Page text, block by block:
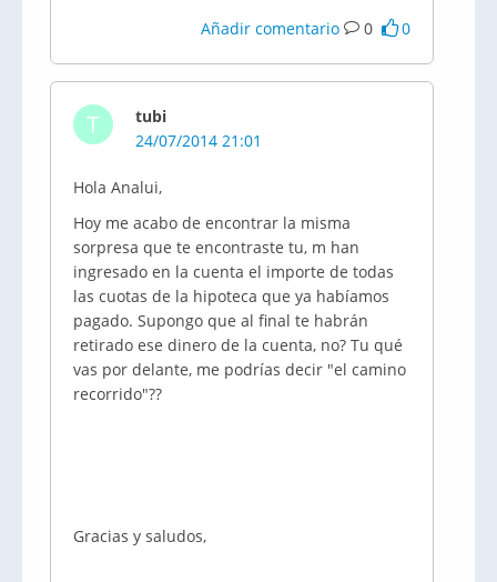
Añadir comentario 0 0
T
tubi
24/07/2014 21:01
Hola Analui,
Hoy me acabo de encontrar la misma
sorpresa que te encontraste tu, m han
ingresado en la cuenta el importe de todas
las cuotas de la hipoteca que ya habíamos
pagado. Supongo que al final te habrán
retirado ese dinero de la cuenta, no? Tu qué
vas por delante, me podrías decir "el camino
recorrido"??
Gracias y saludos,